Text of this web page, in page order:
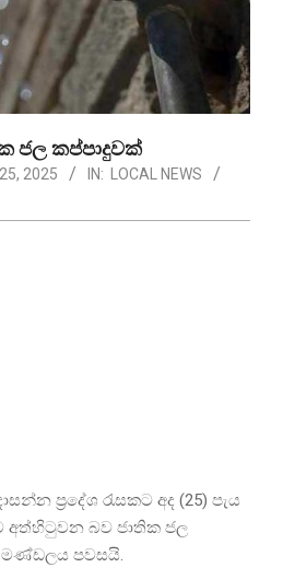
ජල කප්පාදුවක්
2025 IN:
LOCAL NEWS
ප්‍රදේශ රැසකට අද (25) පැය
අත්හිටුවන බව ජාතික ජල
මණ්ඩලය පවසයි.